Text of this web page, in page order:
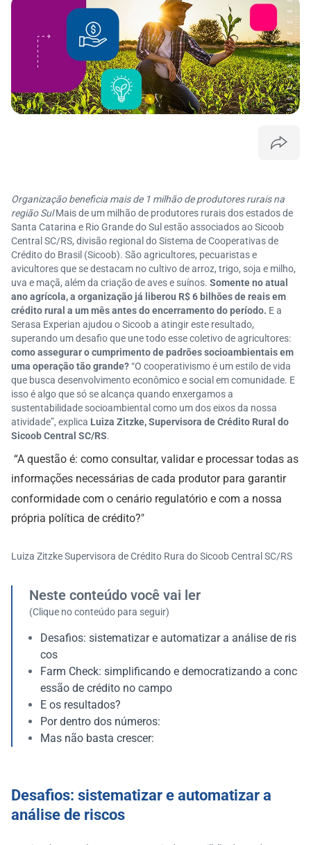
Organização beneficia mais de 1 milhão de produtores rurais na
região SulMais de um milhão de produtores rurais dos estados de
Santa Catarina e Rio Grande do Sul estão associados ao Sicoob
Central SC/RS, divisão regional do Sistema de Cooperativas de
Crédito do Brasil (Sicoob). São agricultores, pecuaristas e
avicultores que se destacam no cultivo de arroz, trigo, soja e milho,
uva e maçã, além da criação de aves e suínos. Somente no atual
ano agrícola, a organização já liberou R$ 6 bilhões de reais em
crédito rural a um mês antes do encerramento do período. E a
Serasa Experian ajudou o Sicoob a atingir este resultado,
superando um desafio que une todo esse coletivo de agricultores:
como assegurar o cumprimento de padrões socioambientais em
uma operação tão grande?“O cooperativismo é um estilo de vida
que busca desenvolvimento econômico e social em comunidade. E
isso é algo que só se alcança quando enxergamos a
sustentabilidade socioambiental como um dos eixos da nossa
atividade”, explica Luiza Zitzke, Supervisora de Crédito Rural do
Sicoob Central SC/RS.
“A questão é: como consultar, validar e processar todas as
informações necessárias de cada produtor para garantir
conformidade com o cenário regulatório e com a nossa
própria política de crédito?"
Luiza Zitzke Supervisora de Crédito Rura do Sicoob Central SC/RS
Neste conteúdo você vai ler
(Clique no conteúdo para seguir)
Desafios: sistematizar e automatizar a análise de ris
cos
Farm Check: simplificando e democratizando a conc
essão de crédito no campo
E os resultados?
Por dentro dos números:
Mas não basta crescer:
Desafios: sistematizar e automatizar a
análise de riscos